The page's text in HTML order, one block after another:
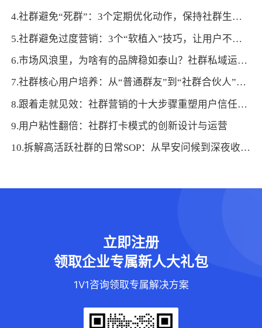
4.社群避免“死群”：3个定期优化动作，保持社群生命力
5.社群避免过度营销：3个“软植入”技巧，让用户不反感
6.市场风浪里，为啥有的品牌稳如泰山？社群私域运营给出答案
7.社群核心用户培养：从“普通群友”到“社群合伙人”的4步孵化法
8.跟着走就见效：社群营销的十大步骤重塑用户信任链路
9.用户粘性翻倍：社群打卡模式的创新设计与运营
10.拆解高活跃社群的日常SOP：从早安问候到深夜收尾的全流程
立即注册
领取企业专属新人大礼包
1V1咨询领取专属解决方案